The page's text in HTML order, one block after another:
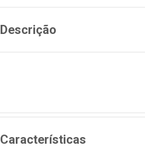
Descrição
Características